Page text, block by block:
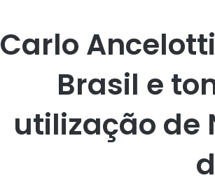
Carlo
Brasil e
utilização de